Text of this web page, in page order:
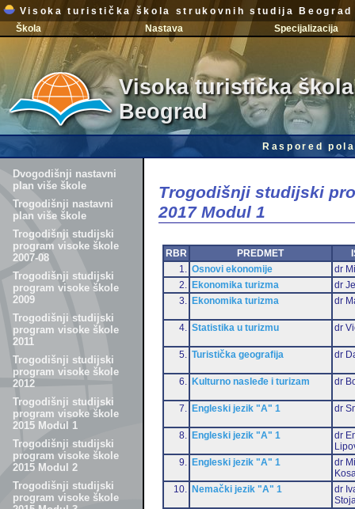
Visoka turistička škola strukovnih studija Beograd
Škola
Nastava Specijalizacija
Visoka turistička
Beograd
Raspored
Dvogodišnji nastavni
plan više škole
Trogodišnji nastavni
plan više škole
Trogodišnji studijski
program visoke škole
2007-08
Trogodišnji studijski
program visoke škole
2009
Trogodišnji studijski
program visoke škole
2011
Trogodišnji studijski
program visoke škole
2012
Trogodišnji studijski
program visoke škole
2015 Modul 1
Trogodišnji studijski
program visoke škole
2015 Modul 2
Trogodišnji studijski
program visoke škole
Trogodišnji studijski
2017 Modul 1
RBR PREDMET
1.
Osnovi ekonomije
dr
2.
Ekonomika turizma
dr
3.
Ekonomika turizma dr
4. Statistika u turizmu dr
5. Turistička geografija dr
6. Kulturno nasleđe i turizam dr
7. Engleski jezik "A" 1 dr
8. Engleski jezik "A" 1
dr
9.
Engleski jezik "A" 1
dr
10.
Nemački jezik "A" 1
dr